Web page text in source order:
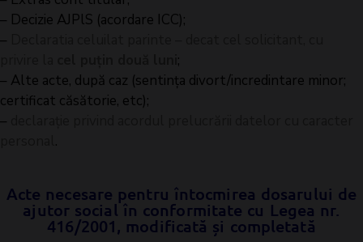
– Decizie AJPlS (acordare ICC);
–
;
– Alte acte, după caz (sentința divort/incredintare minor;
certificat căsătorie, etc);
–
.
Acte necesare pentru întocmirea dosarului de
ajutor social în conformitate cu Legea nr.
416/2001, modificată și completată